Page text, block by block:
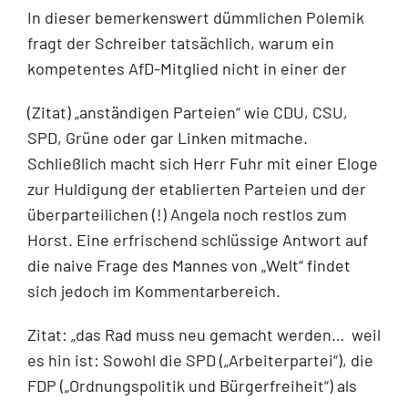
In dieser bemerkenswert dümmlichen Polemik
fragt der Schreiber tatsächlich, warum ein
kompetentes AfD-Mitglied nicht in einer der
(Zitat) „anständigen Parteien“ wie CDU, CSU,
SPD, Grüne oder gar Linken mitmache.
Schließlich macht sich Herr Fuhr mit einer Eloge
zur Huldigung der etablierten Parteien und der
überparteilichen (!) Angela noch restlos zum
Horst. Eine erfrischend schlüssige Antwort auf
die naive Frage des Mannes von „Welt“ findet
sich jedoch im Kommentarbereich.
Zitat: „das Rad muss neu gemacht werden… weil
es hin ist: Sowohl die SPD („Arbeiterpartei“), die
FDP („Ordnungspolitik und Bürgerfreiheit“) als